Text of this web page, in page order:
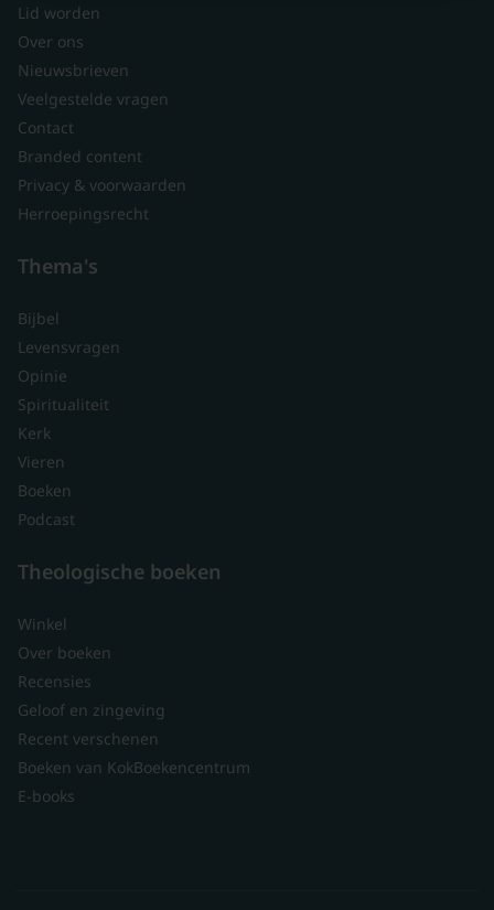
Lid worden
Over ons
Nieuwsbrieven
Veelgestelde vragen
Contact
Branded content
Privacy & voorwaarden
Herroepingsrecht
Thema's
Bijbel
Levensvragen
Opinie
Spiritualiteit
Kerk
Vieren
Boeken
Podcast
Theologische boeken
Winkel
Over boeken
Recensies
Geloof en zingeving
Recent verschenen
Boeken van KokBoekencentrum
E-books